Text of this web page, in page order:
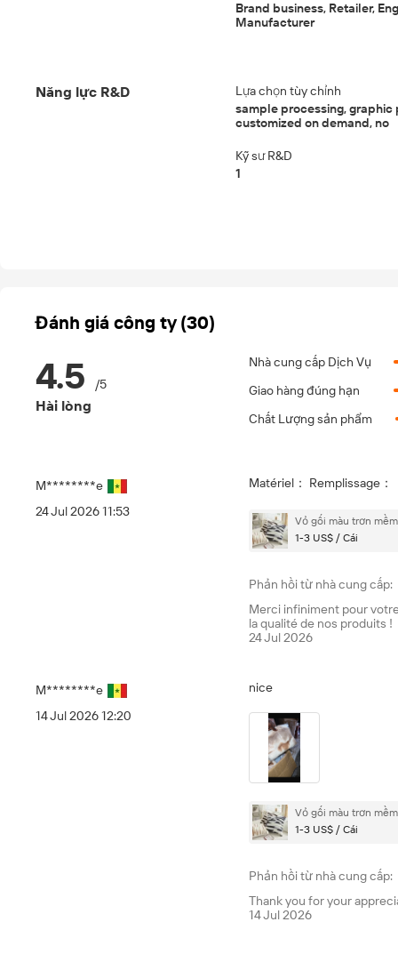
Brand business, Retailer,
Manufacturer
Năng lực R&D
Lựa chọn tùy chỉnh
sample processing, graphic
customized on demand, no
Kỹ sư R&D
1
Đánh giá công ty (30)
4.5 /5
Hài lòng
Nhà cung cấp Dịch Vụ
Giao hàng đúng hạn
Chất Lượng sản phẩm
M********e
24 Jul 2026 11:53
Matériel： Remplissage：
Vỏ gối màu trơn
1-3 US$ / Cái
Phản hồi từ nhà cung cấp:
Merci infiniment pour
la qualité de nos produits !
24 Jul 2026
M********e
14 Jul 2026 12:20
nice
Vỏ gối màu trơn
1-3 US$ / Cái
Phản hồi từ nhà cung cấp:
Thank you for your
14 Jul 2026